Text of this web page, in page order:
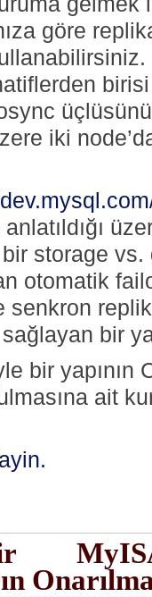
göre
birisi
iki
storage
otomatik
senkron
bir
bir
ait